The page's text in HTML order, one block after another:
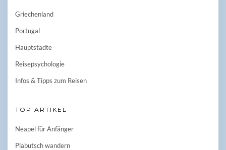
Griechenland
Portugal
Hauptstädte
Reisepsychologie
Infos & Tipps zum Reisen
TOP ARTIKEL
Neapel für Anfänger
Plabutsch wandern